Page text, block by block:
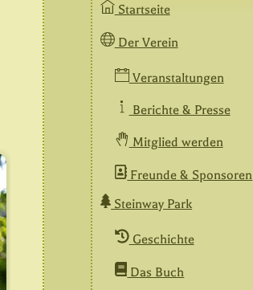
Startseite
Der Verein
Veranstaltungen
Berichte & Presse
Mitglied werden
Freunde & Sponsoren
Steinway Park
Geschichte
Das Buch